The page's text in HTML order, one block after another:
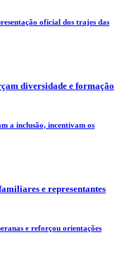
oficial dos trajes das
diversidade e formação
a inclusão, incentivam os
e representantes
e reforçou orientações